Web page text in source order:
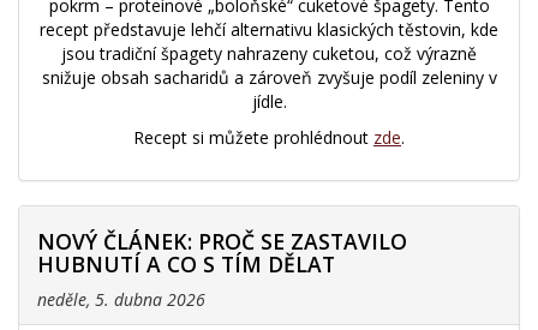
pokrm – proteinové „boloňské“ cuketové špagety. Tento
recept představuje lehčí alternativu klasických těstovin, kde
jsou tradiční špagety nahrazeny cuketou, což výrazně
snižuje obsah sacharidů a zároveň zvyšuje podíl zeleniny v
jídle.
Recept si můžete prohlédnout zde.
NOVÝ ČLÁNEK: PROČ SE ZASTAVILO
HUBNUTÍ A CO S TÍM DĚLAT
neděle, 5. dubna 2026